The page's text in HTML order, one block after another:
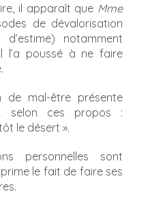
il apparaît que Mme
de dévalorisation
notamment
l’a poussé à ne faire
mal-être présente
selon ces propos :
le désert ».
personnelles sont
le fait de faire ses